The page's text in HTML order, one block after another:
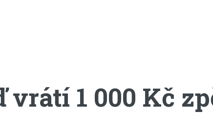
vrátí 1 000 Kč